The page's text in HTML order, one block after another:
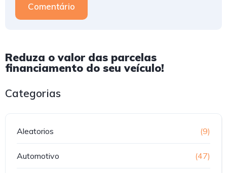
Comentário
Reduza o valor das parcelas
financiamento do seu veículo!
Categorias
Aleatorios (9)
Automotivo (47)